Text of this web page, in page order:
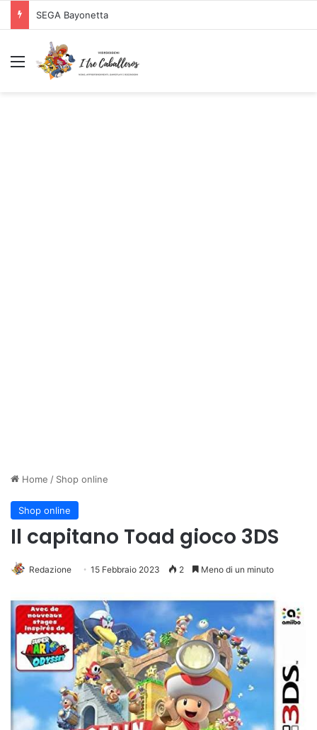
Menu
Home / Shop online
Shop online
Il capitano Toad gioco 3DS
Redazione 15 Febbraio 2023 2 Meno di un minuto